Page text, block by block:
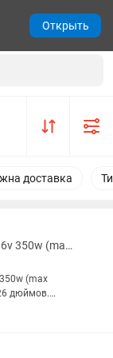
доставка
Электровелосипед 36v 350w (max 500w), аккум. Li-ion 36v 15 A/H. Колеса 26.
(max
дюймов.
тормоза. Вес
бесщеточный
30...
Открыть